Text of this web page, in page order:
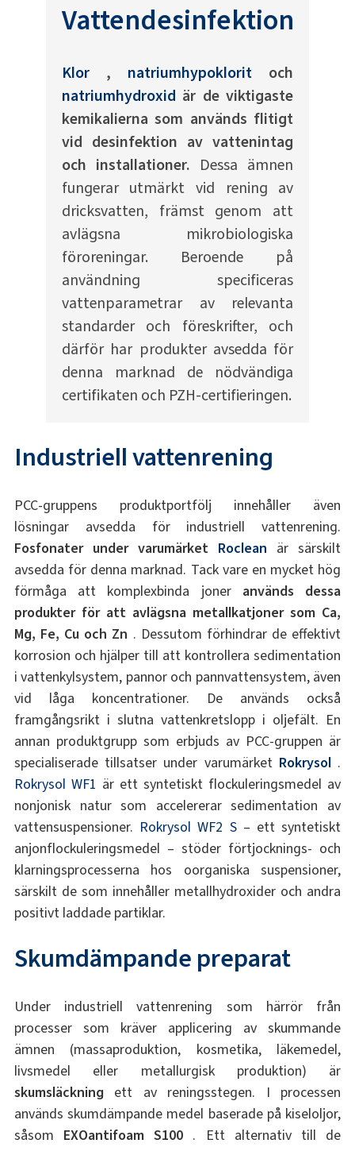
Vattendesinfektion
Klor, natriumhypoklorit och
natriumhydroxid är de viktigaste
kemikalierna som används flitigt
vid desinfektion av vattenintag
och installationer. Dessa ämnen
fungerar utmärkt vid rening av
dricksvatten, främst genom att
avlägsna mikrobiologiska
föroreningar. Beroende på
användning specificeras
vattenparametrar av relevanta
standarder och föreskrifter, och
därför har produkter avsedda för
denna marknad de nödvändiga
certifikaten och PZH-certifieringen.
Industriell vattenrening
PCC-gruppens produktportfölj innehåller även
lösningar avsedda för industriell vattenrening.
Fosfonater under varumärket Roclean är särskilt
avsedda för denna marknad. Tack vare en mycket hög
förmåga att komplexbinda joner används dessa
produkter för att avlägsna metallkatjoner som Ca,
Mg, Fe, Cu och Zn . Dessutom förhindrar de effektivt
korrosion och hjälper till att kontrollera sedimentation
i vattenkylsystem, pannor och pannvattensystem, även
vid låga koncentrationer. De används också
framgångsrikt i slutna vattenkretslopp i oljefält. En
annan produktgrupp som erbjuds av PCC-gruppen är
specialiserade tillsatser under varumärket Rokrysol.
Rokrysol WF1 är ett syntetiskt flockuleringsmedel av
nonjonisk natur som accelererar sedimentation av
vattensuspensioner. Rokrysol WF2 S– ett syntetiskt
anjonflockuleringsmedel – stöder förtjocknings- och
klarningsprocesserna hos oorganiska suspensioner,
särskilt de som innehåller metallhydroxider och andra
positivt laddade partiklar.
Skumdämpande preparat
Under industriell vattenrening som härrör från
processer som kräver applicering av skummande
ämnen (massaproduktion, kosmetika, läkemedel,
livsmedel eller metallurgisk produktion) är
skumsläckningett av reningsstegen. I processen
används skumdämpande medel baserade på kiseloljor,
såsom EXOantifoam S100 . Ett alternativ till de